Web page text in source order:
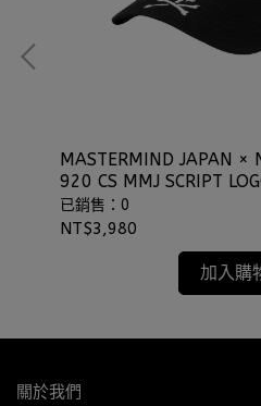
MASTERMIND JAPAN ×
920 CS MMJ SCRIPT
購 ⫷ScrewCap⫸
已銷售：0
NT$3,980
加入購
關於我們